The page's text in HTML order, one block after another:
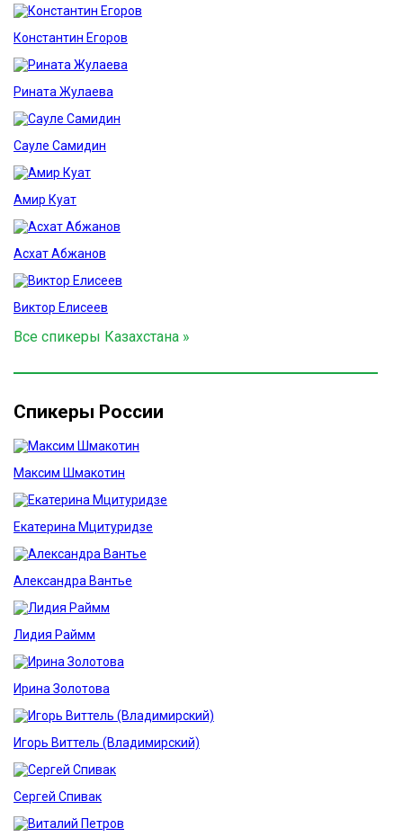
Константин Егоров
Рината Жулаева
Сауле Самидин
Амир Куат
Асхат Абжанов
Виктор Елисеев
Все спикеры Казахстана »
Спикеры России
Максим Шмакотин
Екатерина Мцитуридзе
Александра Вантье
Лидия Раймм
Ирина Золотова
Игорь Виттель (Владимирский)
Сергей Спивак